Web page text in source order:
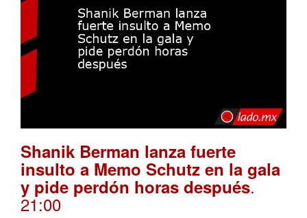
Shanik Berman lanza fuerte
insulto a Memo Schutz en la gala
y pide perdón horas después.
21:00